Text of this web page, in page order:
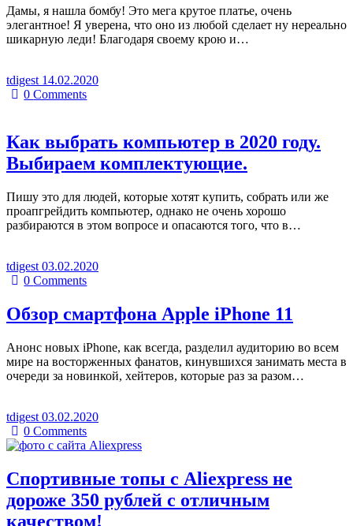
Дамы, я нашла бомбу! Это мега крутое платье, очень
элегантное! Я уверена, что оно из любой сделает ну нереально
шикарную леди! Благодаря своему крою и…
tdigest 14.02.2020
0Comments
Как выбрать компьютер в 2020 году.
Выбираем комплектующие.
Пишу это для людей, которые хотят купить, собрать или же
проапгрейдить компьютер, однако не очень хорошо
разбираются в этом вопросе и опасаются того, что в…
tdigest 03.02.2020
0Comments
Обзор смартфона Apple iPhone 11
Анонс новых iPhone, как всегда, разделил аудиторию во всем
мире на восторженных фанатов, кинувшихся занимать места в
очереди за новинкой, хейтеров, которые раз за разом…
tdigest 03.02.2020
0Comments
Спортивные топы с Aliexpress не
дороже 350 рублей с отличным
качеством!